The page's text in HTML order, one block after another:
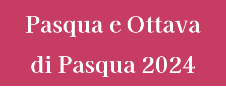
Pasqua e Ottava
di Pasqua 2024